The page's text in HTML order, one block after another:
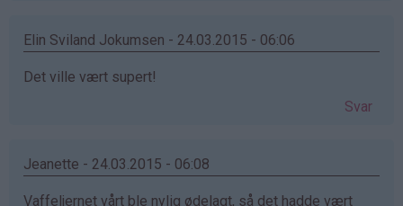
Elin Sviland Jokumsen - 24.03.2015 - 06:06
Det ville vært supert!
Svar
Jeanette - 24.03.2015 - 06:08
Vaffeljernet vårt ble nylig ødelagt, så det hadde vært